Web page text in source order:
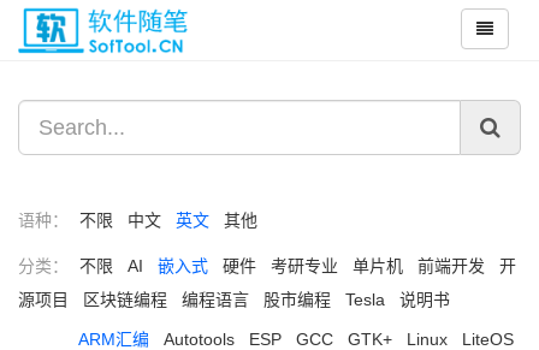
语种： 不限 中文 英文 其他
分类： 不限 AI 嵌入式 硬件 考研专业 单片机 前端开发
开
源项目
区块链编程 编程语言 股市编程 Tesla 说明书
ARM汇编 Autotools ESP GCC GTK+ Linux
LiteOS